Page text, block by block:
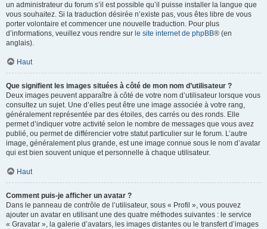
un administrateur du forum s’il est possible qu’il puisse installer la langue que
vous souhaitez. Si la traduction désirée n’existe pas, vous êtes libre de vous
porter volontaire et commencer une nouvelle traduction. Pour plus
d’informations, veuillez vous rendre sur le site internet de phpBB® (en
anglais).
Haut
Que signifient les images situées à côté de mon nom d’utilisateur ?
Deux images peuvent apparaître à côté de votre nom d’utilisateur lorsque vous
consultez un sujet. Une d’elles peut être une image associée à votre rang,
généralement représentée par des étoiles, des carrés ou des ronds. Elle
permet d’indiquer votre activité selon le nombre de messages que vous avez
publié, ou permet de différencier votre statut particulier sur le forum. L’autre
image, généralement plus grande, est une image connue sous le nom d’avatar
qui est bien souvent unique et personnelle à chaque utilisateur.
Haut
Comment puis-je afficher un avatar ?
Dans le panneau de contrôle de l’utilisateur, sous « Profil », vous pouvez
ajouter un avatar en utilisant une des quatre méthodes suivantes : le service
« Gravatar », la galerie d’avatars, les images distantes ou le transfert d’images